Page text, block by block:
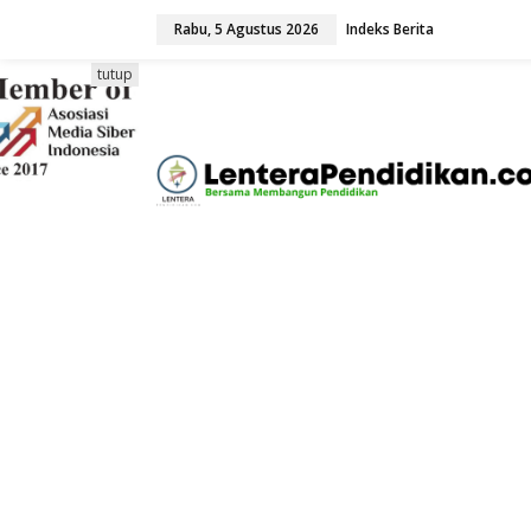
a
t
i
k
e
k
Rabu, 5 Agustus 2026 Indeks Berita
tutup